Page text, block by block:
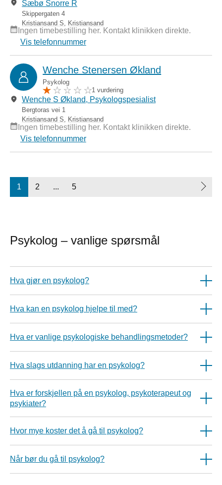
Sæbø Snorre R
Skippergaten 4
Kristiansand S
Kristiansand
Ingen timebestilling her. Kontakt klinikken direkte.
Vis telefonnummer
Wenche Stenersen Økland
Psykolog
1 vurdering
Wenche S Økland, Psykologspesialist
Bergtoras vei 1
Kristiansand S, Kristiansand
Ingen timebestilling her. Kontakt klinikken direkte.
Vis telefonnummer
1 2 ... 5
Psykolog – vanlige spørsmål
Hva gjør en psykolog?
Hva kan en psykolog hjelpe til med?
Hva er vanlige psykologiske behandlingsmetoder?
Hva slags utdanning har en psykolog?
Hva er forskjellen på en psykolog, psykoterapeut og
psykiater?
Hvor mye koster det å gå til psykolog?
Når bør du gå til psykolog?